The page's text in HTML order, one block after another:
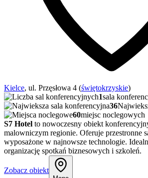
Kielce, ul. Przęsłowa 4 (świętokrzyskie)
1sala
36
60miejsc noclegowych
S7 Hotel to nowoczesny obiekt
malowniczym regionie. Oferuje przestronne
wyposażone w najnowsze technologie.
organizację spotkań biznesowych i szkoleń.
Zobacz obiekt